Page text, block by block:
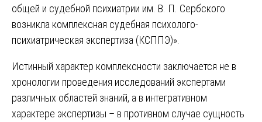
общей и судебной психиатрии им. В. П. Сербского
возникла комплексная судебная психолого-
психиатрическая экспертиза (КСППЭ)».
Истинный характер комплексности заключается не в
хронологии проведения исследований экспертами
различных областей знаний, а в интегративном
характере экспертизы – в противном случае сущность